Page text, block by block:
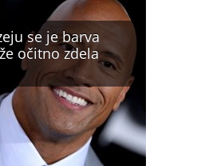
se je barva
očitno zdela